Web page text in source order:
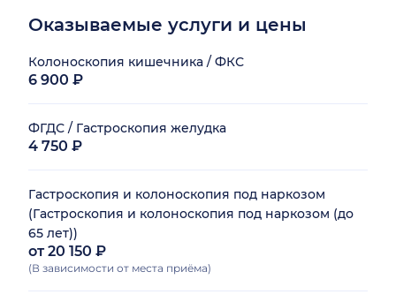
Оказываемые услуги и цены
Колоноскопия кишечника / ФКС
6 900 ₽
ФГДС / Гастроскопия желудка
4 750 ₽
Гастроскопия и колоноскопия под наркозом
(Гастроскопия и колоноскопия под наркозом (до
65 лет))
от 20 150 ₽
(В зависимости от места приёма)